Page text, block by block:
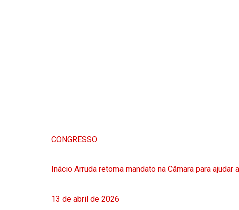
CONGRESSO
Inácio Arruda retoma mandato na Câmara para ajudar
13 de abril de 2026